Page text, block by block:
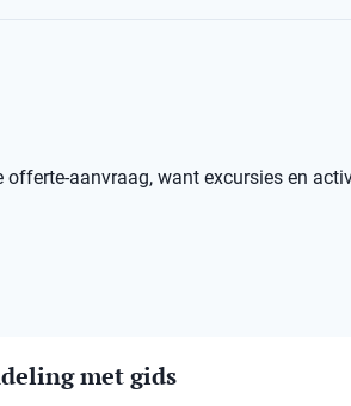
aanvraag, want excursies en
met gids